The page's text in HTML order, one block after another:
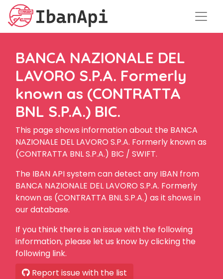
BANCA NAZIONALE DEL
LAVORO S.P.A. Formerly
known as (CONTRATTA
BNL S.P.A.) BIC.
This page shows information about the BANCA
NAZIONALE DEL LAVORO S.P.A. Formerly known as
(CONTRATTA BNL S.P.A.) BIC / SWIFT.
The IBAN API system can detect any IBAN from
BANCA NAZIONALE DEL LAVORO S.P.A. Formerly
known as (CONTRATTA BNL S.P.A.) as it shows in
our database.
If you think there is an issue with the following
information, please let us know by clicking the
following link.
Report issue with the list